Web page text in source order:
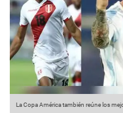
La Copa América también reúne los